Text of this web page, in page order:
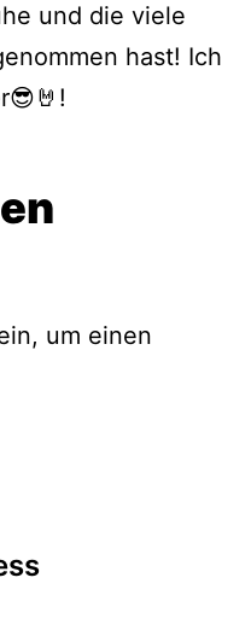
und die viele
hast! Ich
um einen